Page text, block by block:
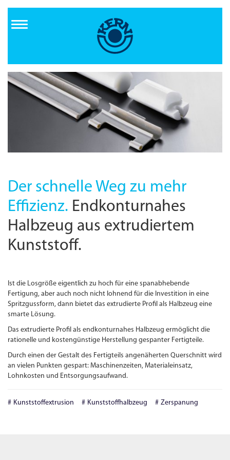
Inhalt
Der schnelle Weg zu mehr
Effizienz. Endkonturnahes
Halbzeug aus extrudiertem
Kunststoff.
Ist die Losgröße eigentlich zu hoch für eine spanabhebende
Fertigung, aber auch noch nicht lohnend für die Investition in eine
Spritzgussform, dann bietet das extrudierte Profil als Halbzeug eine
smarte Lösung.
Das extrudierte Profil als endkonturnahes Halbzeug ermöglicht die
rationelle und kostengünstige Herstellung gespanter Fertigteile.
Durch einen der Gestalt des Fertigteils angenäherten Querschnitt wird
an vielen Punkten gespart: Maschinenzeiten, Materialeinsatz,
Lohnkosten und Entsorgungsaufwand.
Kunststoffextrusion Kunststoffhalbzeug Zerspanung